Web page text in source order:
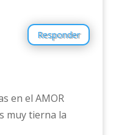
Responder
en el AMOR
muy tierna la